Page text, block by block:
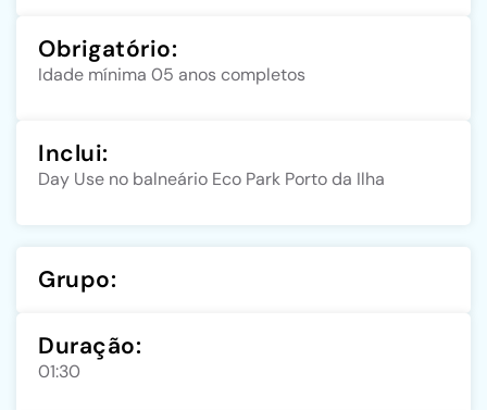
Obrigatório:
Idade mínima 05 anos completos
Inclui:
Day Use no balneário Eco Park Porto da Ilha
Grupo:
Duração:
01:30